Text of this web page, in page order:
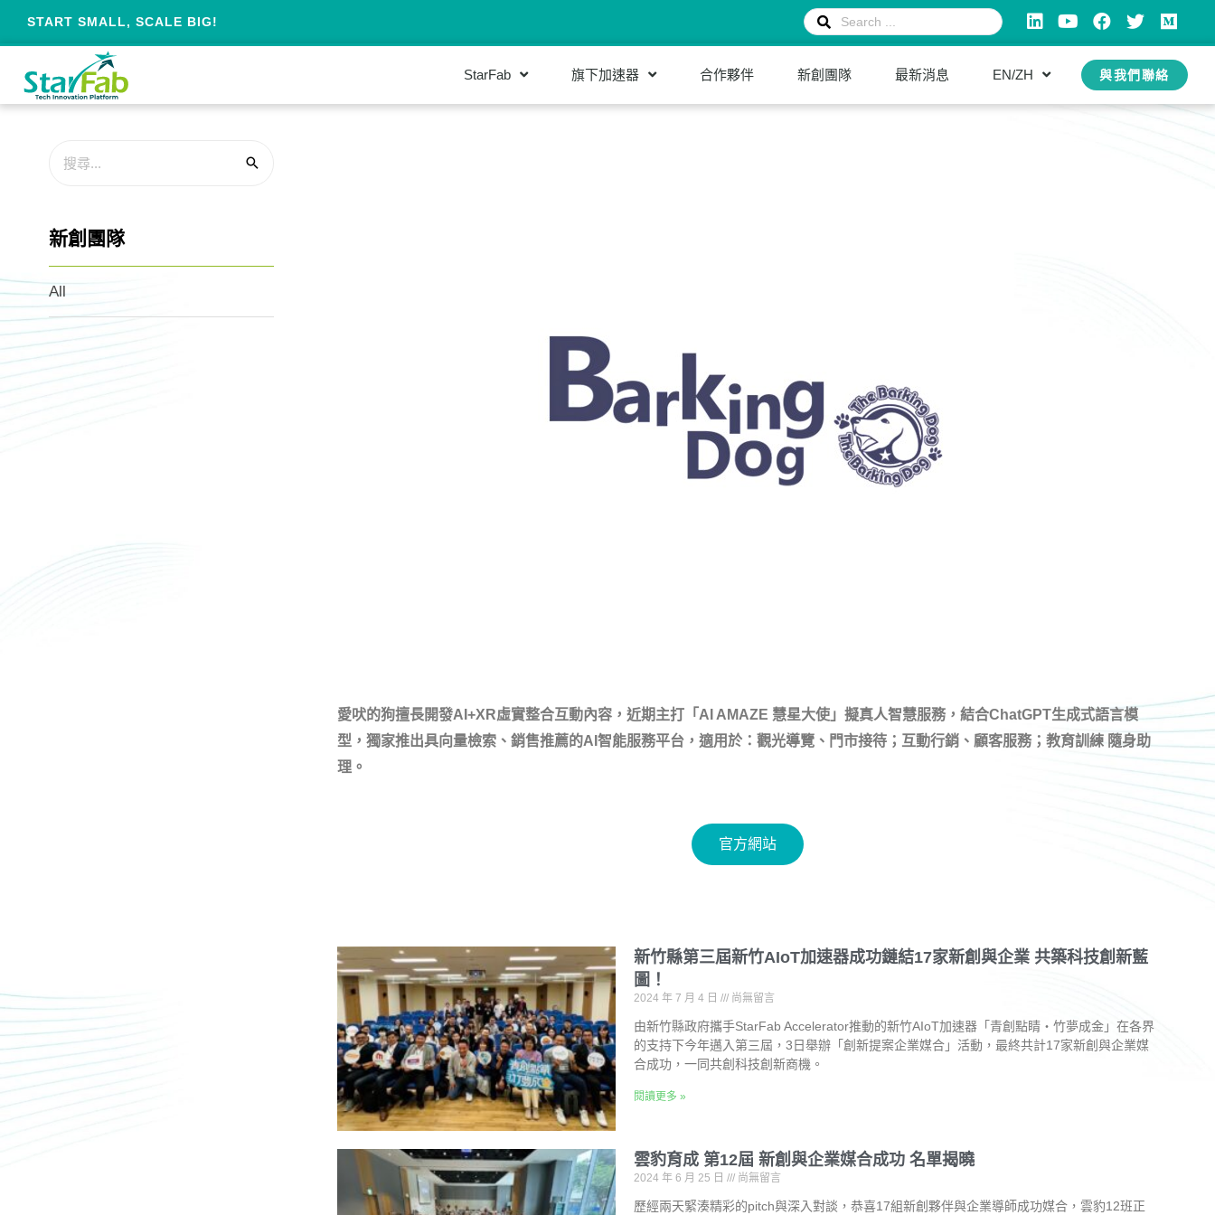
START SMALL, SCALE BIG!
StarFab 旗下加速器 合作夥伴 新創團隊 最新消息 EN/ZH 與我們聯絡
新創團隊
All
愛吠的狗擅長開發AI+XR虛實整合互動內容，近期主打「AI AMAZE 慧星大使」擬真人智慧服務，結合ChatGPT生成式語言模
型，獨家推出具向量檢索、銷售推薦的AI智能服務平台，適用於：觀光導覽、門市接待；互動行銷、顧客服務；教育訓練 隨身助
理。
官方網站
新竹縣第三屆新竹AIoT加速器成功鏈結17家新創與企業 共築科技創新藍
圖！
2024 年 7 月 4 日 尚無留言
由新竹縣政府攜手StarFab Accelerator推動的新竹AIoT加速器「青創點睛・竹夢成金」在各界
的支持下今年邁入第三屆，3日舉辦「創新提案企業媒合」活動，最終共計17家新創與企業媒
合成功，一同共創科技創新商機。
閱讀更多 »
雲豹育成 第12屆 新創與企業媒合成功 名單揭曉
2024 年 6 月 25 日 尚無留言
歷經兩天緊湊精彩的pitch與深入對談，恭喜17組新創夥伴與企業導師成功媒合，雲豹12班正